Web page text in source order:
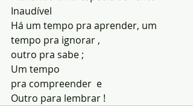
Inaudível
Há um tempo pra aprender, um
tempo pra ignorar ,
outro pra sabe ;
Um tempo
pra compreender  e
Outro para lembrar !